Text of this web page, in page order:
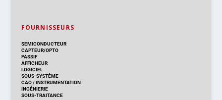
FOURNISSEURS
SEMICONDUCTEUR
CAPTEUR/OPTO
PASSIF
AFFICHEUR
LOGICIEL
SOUS-SYSTÈME
CAO/INSTRUMENTATION
INGÉNIERIE
SOUS-TRAITANCE